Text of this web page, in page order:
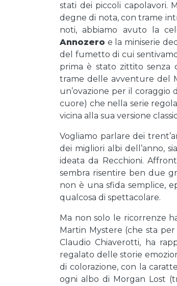
stati dei piccoli capolavori.
degne di nota, con trame
noti, abbiamo avuto la
Annozero e la miniserie
del fumetto di cui
prima è stato zittito senza
trame delle avventure del
un’ovazione per il coraggio
cuore) che nella serie
vicina alla sua versione
Vogliamo parlare dei
dei migliori albi dell’anno,
ideata da Recchioni.
sembra risentire ben due
non è una sfida semplice,
qualcosa di spettacolare.
Ma non solo le ricorrenze
Martin Mystere (che sta
Claudio Chiaverotti, ha
regalato delle storie
di colorazione, con la
ogni albo di Morgan Lost